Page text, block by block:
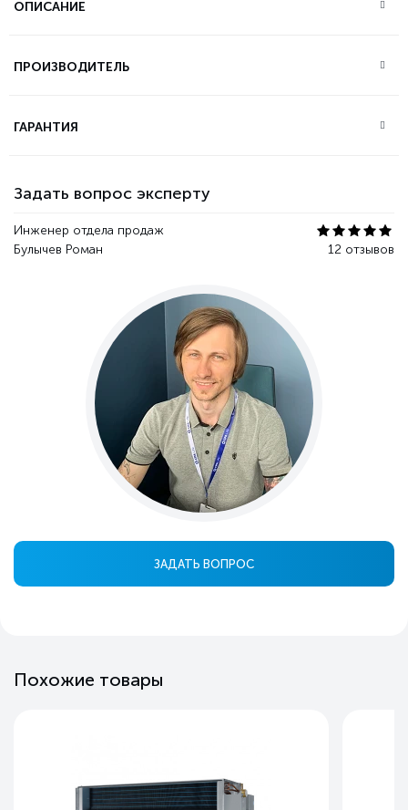
Задать вопрос эксперту
Инженер отдела продаж
Булычев Роман
12 отзывов
ЗАДАТЬ ВОПРОС
ОПИСАНИЕ
ПРОИЗВОДИТЕЛЬ
ГАРАНТИЯ
Похожие товары